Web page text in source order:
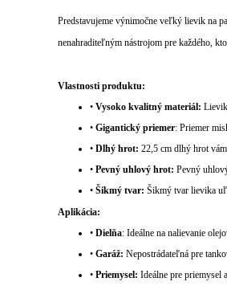
Predstavujeme výnimočne veľký lievik na
nenahraditeľným nástrojom pre každého,
Vlastnosti produktu:
• Vysoko kvalitný materiál:
• Gigantický priemer: Priemer
• Dlhý hrot: 22,5 cm dlhý hrot
• Pevný uhlový hrot: Pevný
• Šikmý tvar: Šikmý tvar lievika
Aplikácia:
• Dielňa: Ideálne na nalievanie
• Garáž: Nepostrádateľná pre
• Priemysel: Ideálne pre priemysel